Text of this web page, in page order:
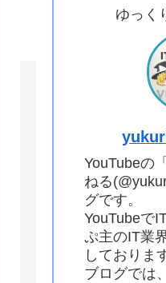
ゆっく
YouTubeの
ねる
グです。
YouTubeで
ぷ主のIT業
しておりま
ブログでは